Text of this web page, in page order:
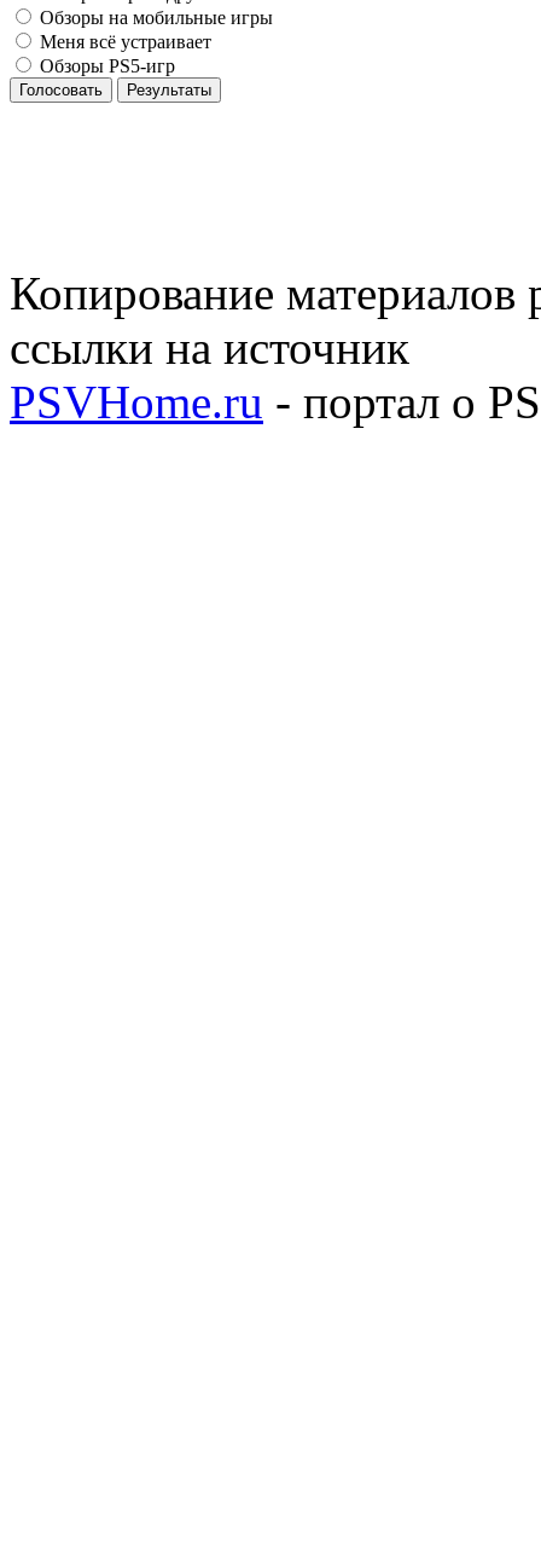
Обзоры на мобильные игры
Меня всё устраивает
Обзоры PS5-игр
Голосовать Результаты
Копирование материалов
ссылки на источник
PSVHome.ru - портал о